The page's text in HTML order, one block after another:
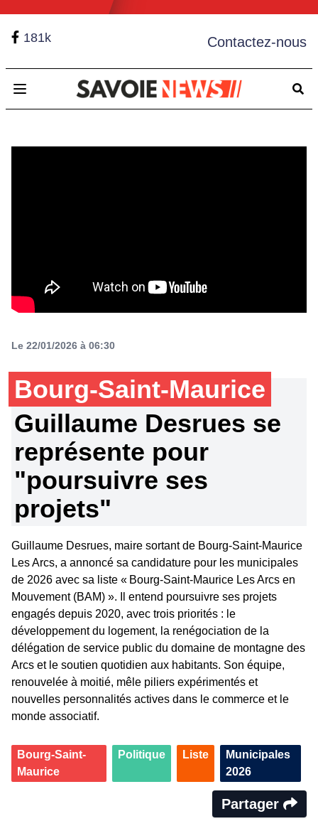
181k Contactez-nous
Open main menu
Le 22/01/2026 à 06:30
Bourg-Saint-Maurice
Guillaume Desrues se
représente pour
"poursuivre ses
projets"
Guillaume Desrues, maire sortant de Bourg‑Saint‑Maurice
Les Arcs, a annoncé sa candidature pour les municipales
de 2026 avec sa liste « Bourg‑Saint‑Maurice Les Arcs en
Mouvement (BAM) ». Il entend poursuivre ses projets
engagés depuis 2020, avec trois priorités : le
développement du logement, la renégociation de la
délégation de service public du domaine de montagne des
Arcs et le soutien quotidien aux habitants. Son équipe,
renouvelée à moitié, mêle piliers expérimentés et
nouvelles personnalités actives dans le commerce et le
monde associatif.
Bourg-Saint-
Maurice
Politique Liste
Municipales
2026
Partager